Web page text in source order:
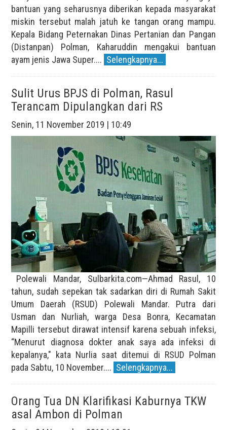
bantuan yang seharusnya diberikan kepada masyarakat
miskin tersebut malah jatuh ke tangan orang mampu.
Kepala Bidang Peternakan Dinas Pertanian dan Pangan
(Distanpan) Polman, Kaharuddin mengakui bantuan
ayam jenis Jawa Super.... Selengkapnya...
Sulit Urus BPJS di Polman, Rasul
Terancam Dipulangkan dari RS
Senin, 11 November 2019 | 10:49
Polewali Mandar, Sulbarkita.com—Ahmad Rasul, 10
tahun, sudah sepekan tak sadarkan diri di Rumah Sakit
Umum Daerah (RSUD) Polewali Mandar. Putra dari
Usman dan Nurliah, warga Desa Bonra, Kecamatan
Mapilli tersebut dirawat intensif karena sebuah infeksi,
“Menurut diagnosa dokter anak saya ada infeksi di
kepalanya," kata Nurlia saat ditemui di RSUD Polman
pada Sabtu, 10 November.... Selengkapnya...
Orang Tua DN Klarifikasi Kaburnya TKW
asal Ambon di Polman